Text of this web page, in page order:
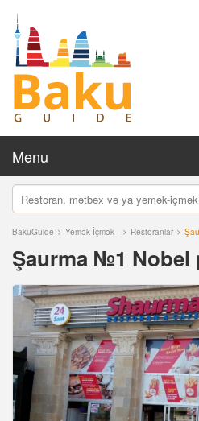
Menu
BakuGuide Yemək-İçmək - Restoranlar
Şaurma №1 Nobel